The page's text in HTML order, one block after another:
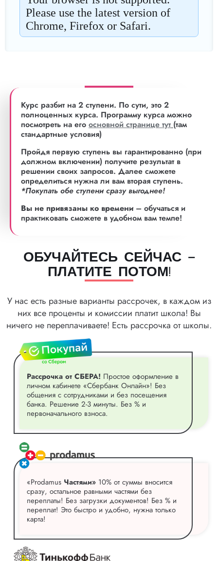
Курс разбит на 2 ступени. По сути, это 2
полноценных курса. Программу курса можно
посмотреть на его основной странице тут (там
стандартные условия)
Пройдя первую ступень вы гарантированно (при
должном включении) получите результат в
решении своих запросов. Далее сможете
определиться нужна ли вам вторая ступень.
*Покупать обе ступени сразу выгоднее!
Вы не привязаны ко времени – обучаться и
практиковать сможете в удобном вам темпе!
ОБУЧАЙТЕСЬ СЕЙЧАС –
ПЛАТИТЕ ПОТОМ!
У нас есть разные варианты рассрочек, в каждом из
них все проценты и комиссии платит школа! Вы
ничего не переплачиваете! Есть рассрочка от школы.
Рассрочка от СБЕРА! Простое оформление в
личном кабинете «Сбербанк Онлайн»! Без
общения с сотрудниками и без посещения
банка. Решение 2-3 минуты. Без % и
первоначального взноса.
«Prodamus Частями» 10% от суммы вносится
сразу, остальное равными частями без
переплаты! Без загрузки документов! Без % и
переплат! Это быстро и удобно, нужна только
карта!